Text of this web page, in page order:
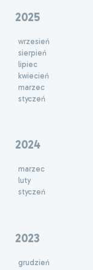
2025
wrzesień
sierpień
lipiec
kwiecień
marzec
styczeń
2024
marzec
luty
styczeń
2023
grudzień